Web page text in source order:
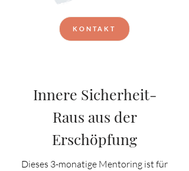
KONTAKT
Innere Sicherheit-
Raus aus der
Erschöpfung
Dieses 3-monatige Mentoring ist für